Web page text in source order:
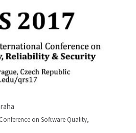
on Software Quality,